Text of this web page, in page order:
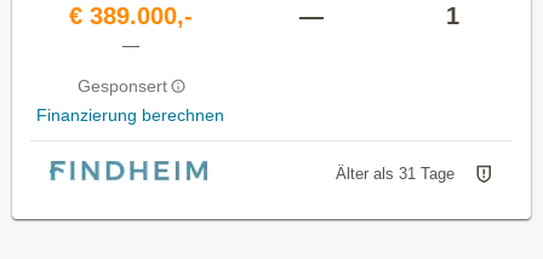
€ 389.000,-
—
Gesponsert
Finanzierung berechnen
— 1
Älter als 31 Tage